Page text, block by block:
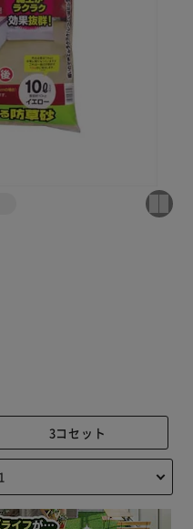
3コセット
購入手続きへ